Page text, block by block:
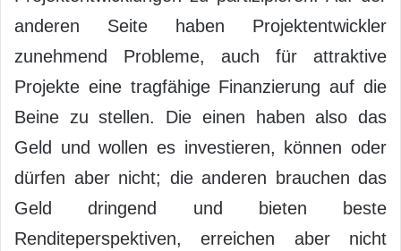
anderen Seite haben Projektentwickler
zunehmend Probleme, auch für attraktive
Projekte eine tragfähige Finanzierung auf die
Beine zu stellen. Die einen haben also das
Geld und wollen es investieren, können oder
dürfen aber nicht; die anderen brauchen das
Geld dringend und bieten beste
Renditeperspektiven, erreichen aber nicht